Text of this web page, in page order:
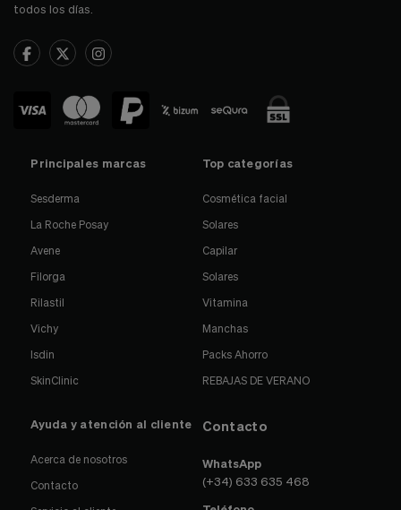
todos los días.
Principales marcas
Sesderma
La Roche Posay
Avene
Filorga
Rilastil
Vichy
Isdin
SkinClinic
Top categorías
Cosmética facial
Solares
Capilar
Solares
Vitamina
Manchas
Packs Ahorro
REBAJAS DE VERANO
Ayuda y atención al cliente
Acerca de nosotros
Contacto
Contacto
WhatsApp
(+34) 633 635 468